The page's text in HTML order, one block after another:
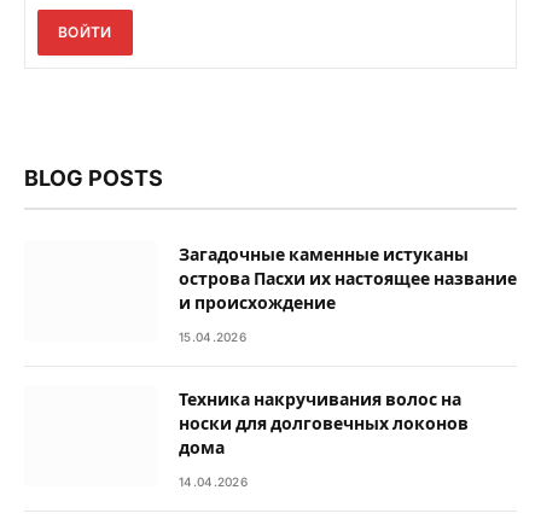
ВОЙТИ
BLOG POSTS
Загадочные каменные истуканы
острова Пасхи их настоящее название
и происхождение
15.04.2026
Техника накручивания волос на
носки для долговечных локонов
дома
14.04.2026